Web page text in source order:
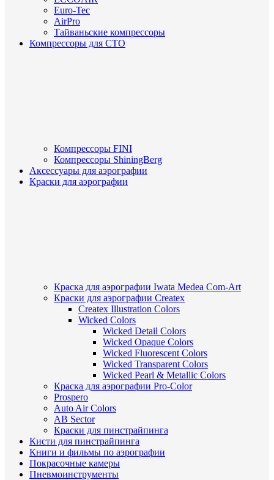
Euro-Tec
AirPro
Тайваньские компрессоры
Компрессоры для СТО
Компрессоры FINI
Компрессоры ShiningBerg
Аксессуары для аэрографии
Краски для аэрографии
Краска для аэрографии Iwata Medea Com-Art
Краски для аэрографии Createx
Createx Illustration Colors
Wicked Colors
Wicked Detail Colors
Wicked Opaque Colors
Wicked Fluorescent Colors
Wicked Transparent Colors
Wicked Pearl & Metallic Colors
Краска для аэрографии Pro-Color
Prospero
Auto Air Colors
AB Sector
Краски для пинстрайпинга
Кисти для пинстрайпинга
Книги и фильмы по аэрографии
Покрасочные камеры
Пневмоинструменты